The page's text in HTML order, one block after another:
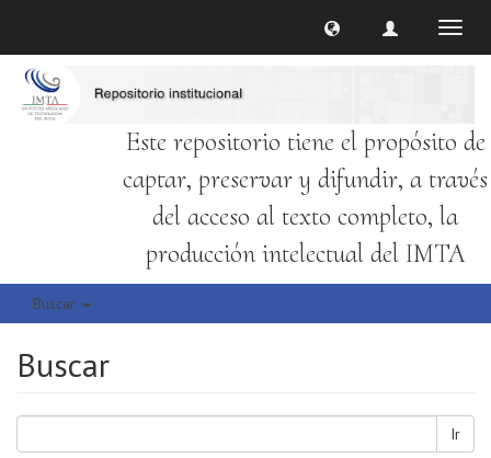
Este repositorio tiene el propósito de
captar, preservar y difundir, a través
del acceso al texto completo, la
producción intelectual del IMTA
Buscar
Buscar
Ir